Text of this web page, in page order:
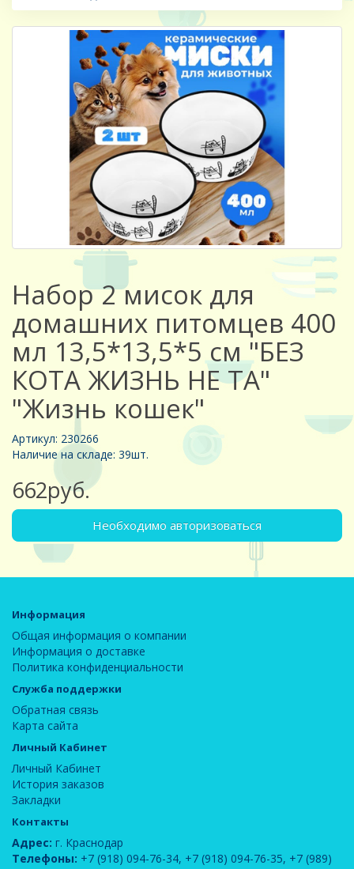
Набор 2 мисок для
домашних питомцев 400
мл 13,5*13,5*5 см "БЕЗ
КОТА ЖИЗНЬ НЕ ТА"
"Жизнь кошек"
Артикул: 230266
Наличие на складе: 39шт.
662руб.
Необходимо авторизоваться
Информация
Общая информация о компании
Информация о доставке
Политика конфиденциальности
Служба поддержки
Обратная связь
Карта сайта
Личный Кабинет
Личный Кабинет
История заказов
Закладки
Контакты
Адрес: г. Краснодар
Телефоны: +7 (918) 094-76-34, +7 (918) 094-76-35, +7 (989)